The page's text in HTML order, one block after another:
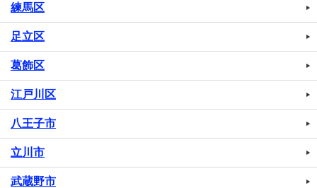
練馬区
足立区
葛飾区
江戸川区
八王子市
立川市
武蔵野市